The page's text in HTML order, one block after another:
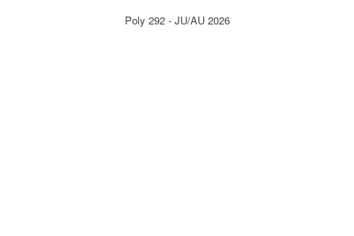
Poly 292 - JU/AU 2026